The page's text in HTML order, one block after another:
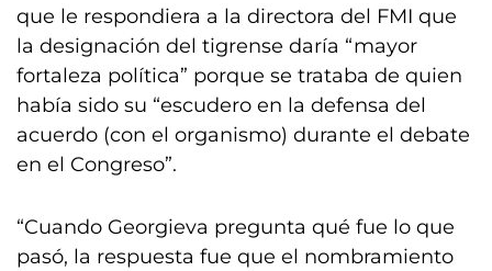
que le respondiera a la directora del FMI que
la designación del tigrense daría “mayor
fortaleza política” porque se trataba de quien
había sido su “escudero en la defensa del
acuerdo (con el organismo) durante el debate
en el Congreso”.
“Cuando Georgieva pregunta qué fue lo que
pasó, la respuesta fue que el nombramiento